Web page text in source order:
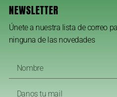
NEWSLETTER
Únete a nuestra lista de correo
ninguna de las novedades